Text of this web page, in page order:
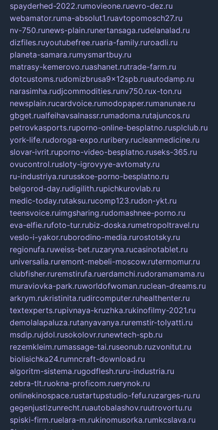
spayderhed-2022.rumovieone.ruevro-dez.ru
webamator.ruma-absolut1.ruavtopomosch27.ru
nv-750.runews-plain.runertansaga.rudelanalad.ru
dizfiles.ruyoutubefree.ruaria-family.ruroadli.ru
planeta-samara.rumysmartbuy.ru
matrasy-kemerovo.ruashanet.rutrade-farm.ru
dotcustoms.rudomizbrusa9x12spb.ruautodamp.ru
narasimha.rudjcommodities.runv750.rux-ton.ru
newsplain.rucardvoice.rumodopaper.rumanunae.ru
gbget.rualfeihavsalnassr.rumadoma.rutajuncos.ru
petrovkasports.ruporno-online-besplatno.rusplclub.ru
york-life.rudoroga-expo.ruribery.rucleanmedicine.ru
slovar-ivrit.ruporno-video-besplatno.ruseks-365.ru
ovucontrol.rusloty-igrovyye-avtomaty.ru
ru-industriya.rurusskoe-porno-besplatno.ru
belgorod-day.rudigilith.rupichkurovlab.ru
medic-today.rutaksu.rucomp123.rudon-ykt.ru
teensvoice.ruimgsharing.rudomashnee-porno.ru
eva-elfie.rufoto-tur.rubiz-doska.rumetropoltravel.ru
veslo-i-yakor.ruborodino-media.rurostotsky.ru
regionufa.ruweiss-bet.ruzaryna.rucasinotablet.ru
universalia.ruremont-mebeli-moscow.rutermomur.ru
clubfisher.ruremstirufa.ruerdamchi.rudoramamama.ru
muraviovka-park.ruworldofwoman.ruclean-dreams.ru
arkrym.rukristinita.rudircomputer.ruhealthenter.ru
textexperts.rupivnaya-kruzhka.rukinofilmy-2021.ru
demolalapaluza.rutanyavanya.ruremstir-tolyatti.ru
msdip.rujdol.rusokolovr.runewtech-spb.ru
rezemkleim.rumassage-tai.ruseonub.ruzvonitut.ru
biolisichka24.rumncraft-download.ru
algoritm-sistema.rugodflesh.ruru-industria.ru
zebra-tlt.ruokna-proficom.ruerynok.ru
onlinekinospace.rustartupstudio-fefu.ruzarges-ru.ru
gegenjustizunrecht.ruautobalashov.ruutrovortu.ru
spiski-firm.ruelara-m.rukinomusorka.rumkcslava.ru